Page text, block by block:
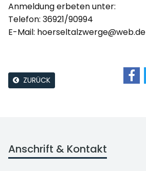
Anmeldung erbeten unter:
Telefon: 36921/90994
E-Mail: hoerseltalzwerge@web.de
ZURÜCK
Anschrift & Kontakt